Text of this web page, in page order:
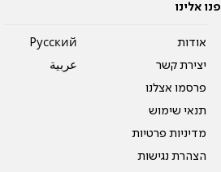
פנו אלינו
אודות
יצירת קשר
פרסמו אצלנו
תנאי שימוש
מדיניות פרטיות
הצהרת נגישות
Pусский
عربية